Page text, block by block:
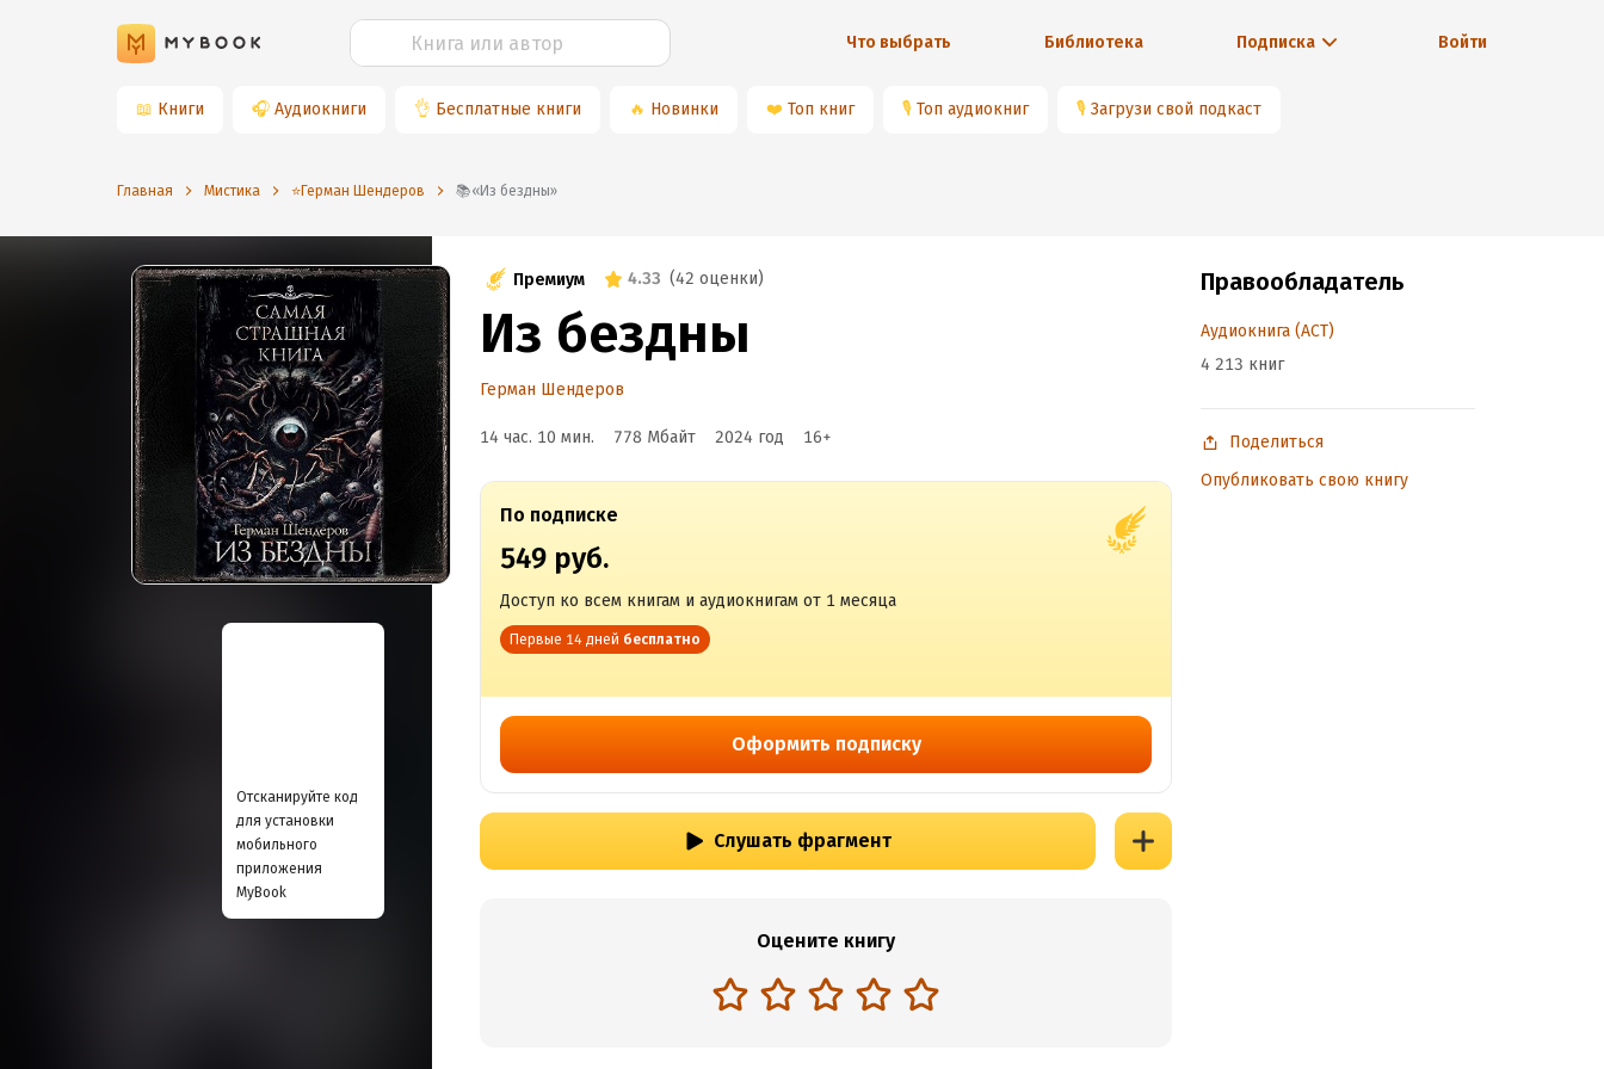
Что выбрать Библиотека Подписка Войти
📖 Книги 🎧 Аудиокниги 👌 Бесплатные книги 🔥 Новинки ❤️ Топ книг 🎙 Топ аудиокниг 🎙 Загрузи свой подкаст
Главная Мистика ⭐️Герман Шендеров 📚«Из бездны»
Отсканируйте код
для установки
мобильного
приложения
MyBook
Премиум 4.33 (42 оценки)
Из бездны
Герман Шендеров
14 час. 10 мин. 778 Мбайт 2024 год 16+
По подписке
549 руб.
Доступ ко всем книгам и аудиокнигам от 1 месяца
Первые 14 дней бесплатно
Оформить подписку
Слушать фрагмент
Оцените книгу
Правообладатель
Аудиокнига (АСТ)
4 213 книг
Поделиться
Опубликовать свою книгу